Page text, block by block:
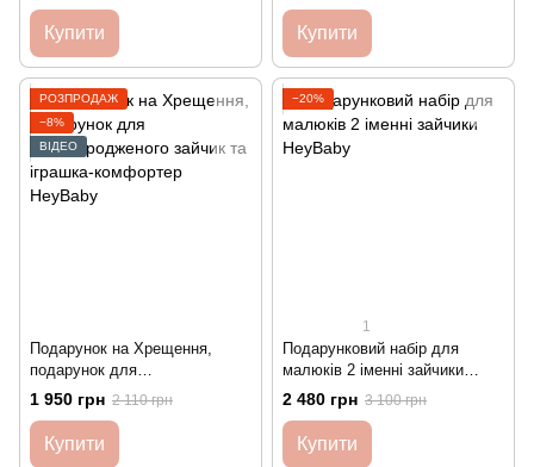
Купити Купити
РОЗПРОДАЖ
−8%
ВІДЕО
Подарунок на Хрещення,
подарунок для
новонародженого зайчик та
іграшка-комфортер HeyBaby
1 950 грн 2 110 грн
Купити
−20%
1
Подарунковий набір для
малюків 2 іменні зайчики
HeyBaby
2 480 грн 3 100 грн
Купити